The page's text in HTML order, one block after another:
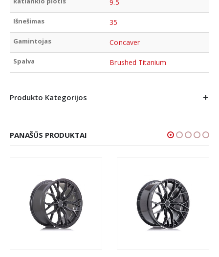
9.5
Išnešimas 35
Gamintojas Concaver
Spalva Brushed Titanium
Produkto Kategorijos
PANAŠŪS PRODUKTAI